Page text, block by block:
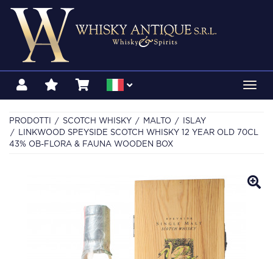
PRODOTTI SCOTCH WHISKY MALTO
ISLAY
LINKWOOD SPEYSIDE SCOTCH WHISKY 12 YEAR OLD 70CL
43% OB-FLORA & FAUNA WOODEN BOX